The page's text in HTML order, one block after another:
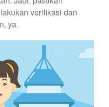
verifikasi dan
ya.